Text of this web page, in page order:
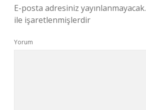
E-posta adresiniz yayınlanmayacak.
ile işaretlenmişlerdir
Yorum